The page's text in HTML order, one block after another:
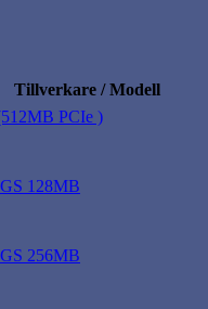
Tillverkare / Modell
PCIe )
128MB
256MB